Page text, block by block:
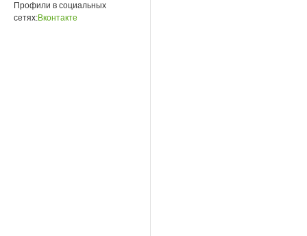
Профили в социальных
сетях:Вконтакте